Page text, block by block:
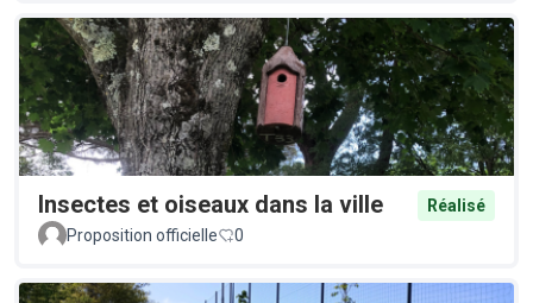
Insectes et oiseaux dans la ville
Réalisé
Proposition officielle
0